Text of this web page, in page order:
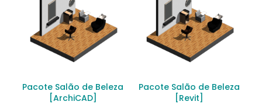
Pacote Salão de Beleza
[ArchiCAD]
Pacote Salão de Beleza
[Revit]